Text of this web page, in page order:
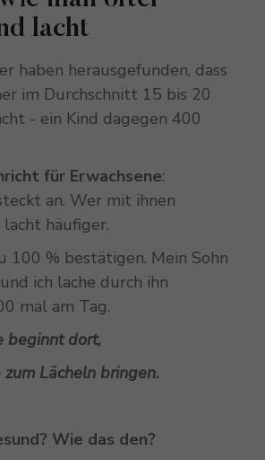
lacht
haben herausgefunden, dass
im Durchschnitt 15 bis 20
- ein Kind dagegen 400
für Erwachsene:
an. Wer mit ihnen
lacht häufiger.
100 % bestätigen. Mein Sohn
ich lache durch ihn
mal am Tag.
beginnt dort,
Lächeln bringen.
Wie das den?